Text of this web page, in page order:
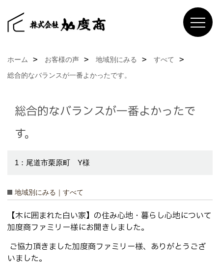
ホーム お客様の声 地域別にみる
すべて
総合的なバランスが一番よかったです。
総合的なバランスが一番よかったで
す。
1：尾道市栗原町 Y様
地域別にみる｜すべて
【木に囲まれた白い家】の住み心地・暮らし心地について
加度商ファミリー様にお聞きしました。
ご協力頂きました加度商ファミリー様、ありがとうござ
いました。